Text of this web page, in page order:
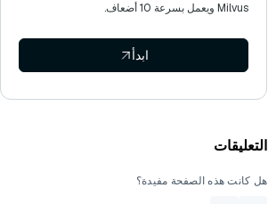
Milvus ويعمل بسرعة 10 أضعاف.
ابدأ
التعليقات
هل كانت هذه الصفحة مفيدة؟